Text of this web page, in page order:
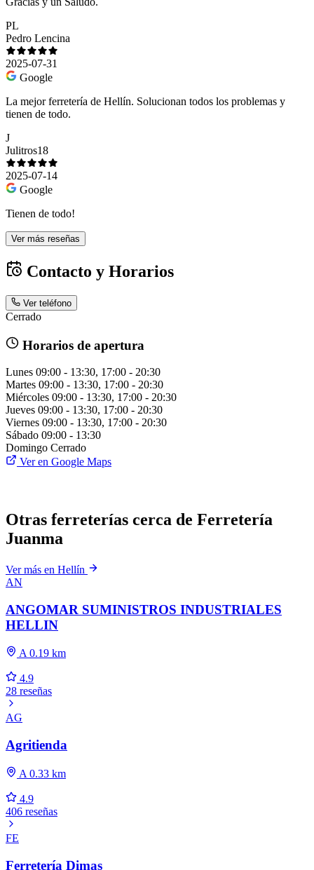
PL
Pedro Lencina
2025-07-31
Google
La mejor ferretería de Hellín. Solucionan todos los problemas y
tienen de todo.
J
Julitros18
2025-07-14
Google
Tienen de todo!
Ver más reseñas
Contacto y Horarios
Ver teléfono
Cerrado
Horarios de apertura
Lunes 09:00 - 13:30, 17:00 - 20:30
Martes 09:00 - 13:30, 17:00 - 20:30
Miércoles 09:00 - 13:30, 17:00 - 20:30
Jueves 09:00 - 13:30, 17:00 - 20:30
Viernes 09:00 - 13:30, 17:00 - 20:30
Sábado 09:00 - 13:30
Domingo Cerrado
Ver en Google Maps
Otras ferreterías cerca de Ferretería
Juanma
Ver más en Hellín
AN
ANGOMAR SUMINISTROS INDUSTRIALES
HELLIN
A 0.19 km
4.9
28 reseñas
AG
Agritienda
A 0.33 km
4.9
406 reseñas
FE
Ferretería Dimas